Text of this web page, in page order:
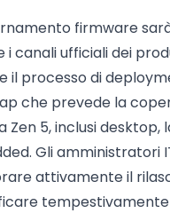
firmware
i canali ufficiali dei
il processo di
che prevede la
Zen 5, inclusi desktop,
Gli amministratori
attivamente il
tempestivamente